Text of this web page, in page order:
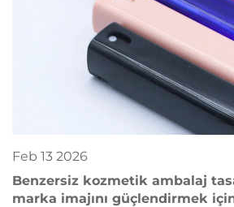
Feb 13 2026
Benzersiz kozmetik ambalaj
marka imajını güçlendirmek